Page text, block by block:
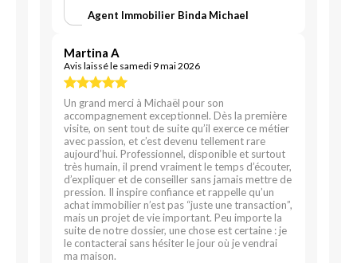
Agent Immobilier Binda Michael
Martina A
Avis laissé le samedi 9 mai 2026
Un grand merci à Michaël pour son
accompagnement exceptionnel. Dès la première
visite, on sent tout de suite qu’il exerce ce métier
avec passion, et c’est devenu tellement rare
aujourd’hui. Professionnel, disponible et surtout
très humain, il prend vraiment le temps d’écouter,
d’expliquer et de conseiller sans jamais mettre de
pression. Il inspire confiance et rappelle qu’un
achat immobilier n’est pas “juste une transaction”,
mais un projet de vie important. Peu importe la
suite de notre dossier, une chose est certaine : je
le contacterai sans hésiter le jour où je vendrai
ma maison.